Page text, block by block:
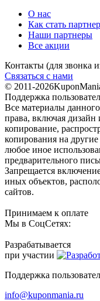
О нас
Как стать
Наши партнеры
Все акции
Контакты (для звонка
Связаться с нами
© 2011-2026
Поддержка
Все материалы
права, включая
копирование,
копирования на
любое иное
предварительного
Запрещается
иных объектов,
сайтов.
Принимаем к оплате
Мы в СоцСетях:
Разрабатывается
при участии
Поддержка
info@kuponmania.ru